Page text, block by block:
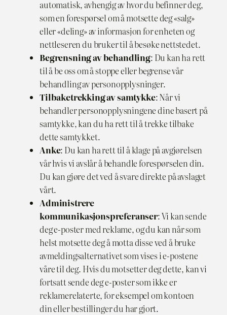
automatisk, avhengig av hvor du befinner deg,
som en forespørsel om å motsette deg «salg»
eller «deling» av informasjon for enheten og
nettleseren du bruker til å besøke nettstedet.
Begrensning av behandling: Du kan ha rett
til å be oss om å stoppe eller begrense vår
behandling av personopplysninger.
Tilbaketrekking av samtykke: Når vi
behandler personopplysningene dine basert på
samtykke, kan du ha rett til å trekke tilbake
dette samtykket.
Anke: Du kan ha rett til å klage på avgjørelsen
vår hvis vi avslår å behandle forespørselen din.
Du kan gjøre det ved å svare direkte på avslaget
vårt.
Administrere
kommunikasjonspreferanser: Vi kan sende
deg e-poster med reklame, og du kan når som
helst motsette deg å motta disse ved å bruke
avmeldingsalternativet som vises i e-postene
våre til deg. Hvis du motsetter deg dette, kan vi
fortsatt sende deg e-poster som ikke er
reklamerelaterte, for eksempel om kontoen
din eller bestillinger du har gjort.